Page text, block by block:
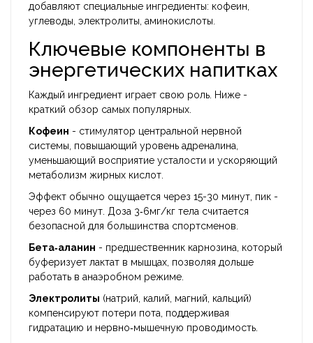
добавляют специальные ингредиенты: кофеин,
углеводы, электролиты, аминокислоты.
Ключевые компоненты в
энергетических напитках
Каждый ингредиент играет свою роль. Ниже -
краткий обзор самых популярных.
Кофеин - стимулятор центральной нервной
системы, повышающий уровень адреналина,
уменьшающий восприятие усталости и ускоряющий
метаболизм жирных кислот.
Эффект обычно ощущается через 15-30 минут, пик -
через 60 минут. Доза 3‑6мг/кг тела считается
безопасной для большинства спортсменов.
Бета‑аланин - предшественник карнозина, который
буферизует лактат в мышцах, позволяя дольше
работать в анаэробном режиме.
Электролиты (натрий, калий, магний, кальций)
компенсируют потери пота, поддерживая
гидратацию и нервно‑мышечную проводимость.